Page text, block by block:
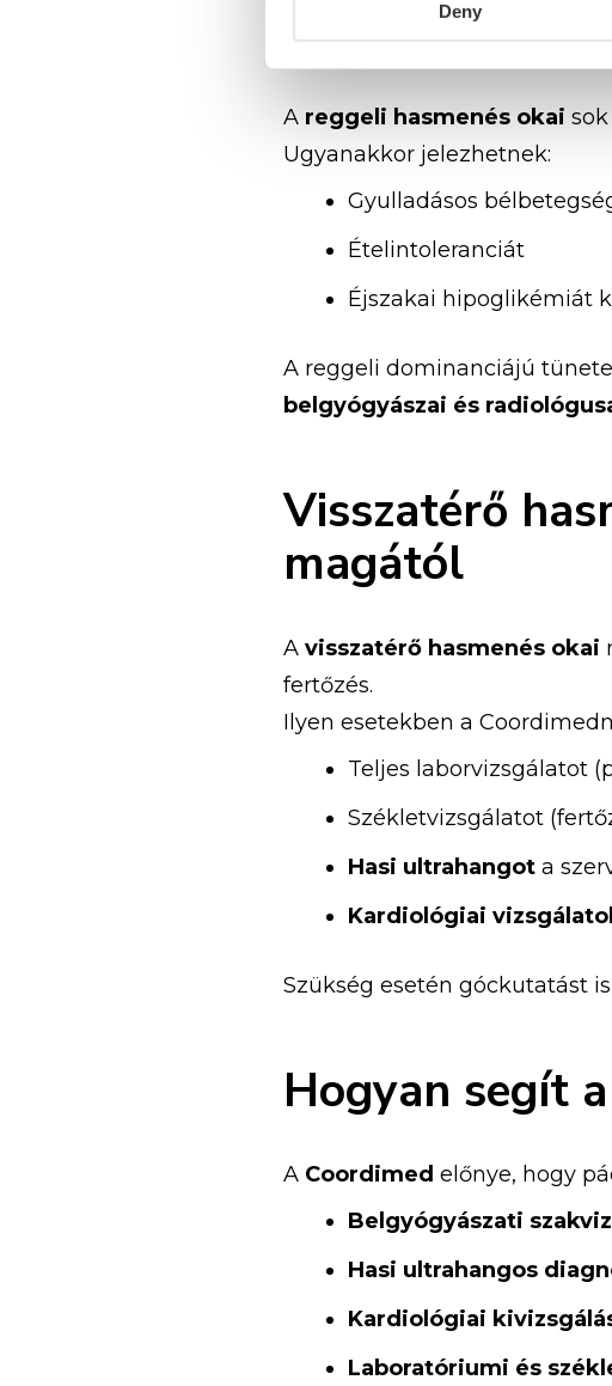
Deny
Reggeli
A reggeli hasmenés okai
Ugyanakkor jelezhetnek:
Gyulladásos
Ételintoleranciát
Éjszakai hipoglikémiát
A reggeli dominanciájú
belgyógyászai és
Visszatérő
magától
A visszatérő hasmenés okai
fertőzés.
Ilyen esetekben a
Teljes laborvizsgálatot
Székletvizsgálatot
Hasi ultrahangot a
Kardiológiai
Szükség esetén góckutatást
Hogyan segít
A Coordimed előnye, hogy
Belgyógyászati
Hasi ultrahangos
Kardiológiai
Laboratóriumi és